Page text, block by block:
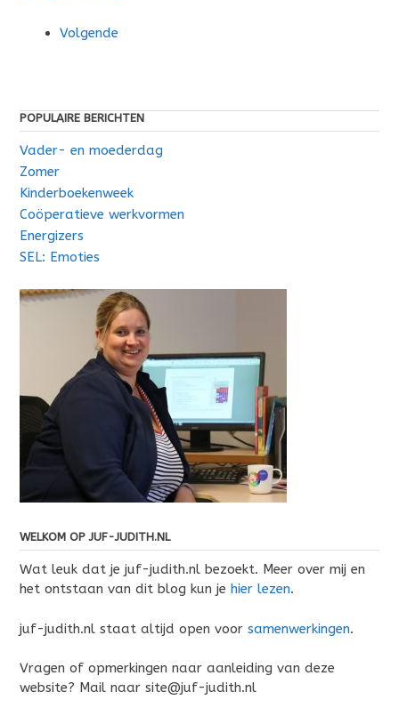
Volgende
POPULAIRE BERICHTEN
Vader- en moederdag
Zomer
Kinderboekenweek
Coöperatieve werkvormen
Energizers
SEL: Emoties
WELKOM OP JUF-JUDITH.NL
Wat leuk dat je juf-judith.nl bezoekt. Meer over mij en
het ontstaan van dit blog kun je hier lezen.
juf-judith.nl staat altijd open voor samenwerkingen.
Vragen of opmerkingen naar aanleiding van deze
website? Mail naar site@juf-judith.nl